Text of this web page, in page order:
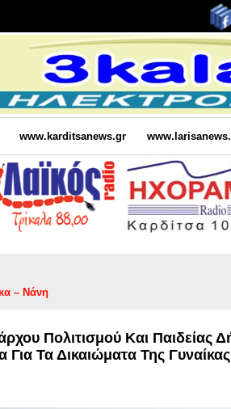
www.karditsanews.gr
– Νάνη
Πολιτισμού Και Παιδείας
Για Τα Δικαιώματα Της Γυναίκας